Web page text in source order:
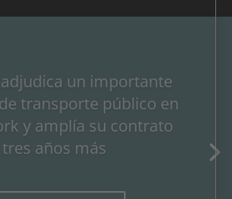
un importante
transporte público en
y amplía su contrato
tres años más